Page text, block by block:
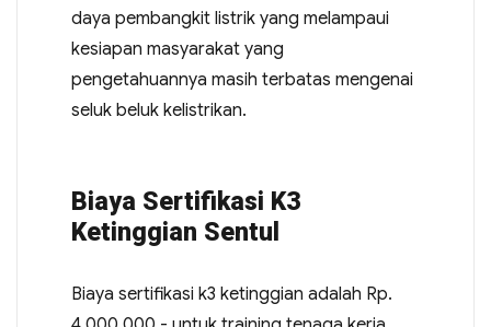
daya pembangkit listrik yang melampaui
kesiapan masyarakat yang
pengetahuannya masih terbatas mengenai
seluk beluk kelistrikan.
Biaya Sertifikasi K3
Ketinggian Sentul
Biaya sertifikasi k3 ketinggian adalah Rp.